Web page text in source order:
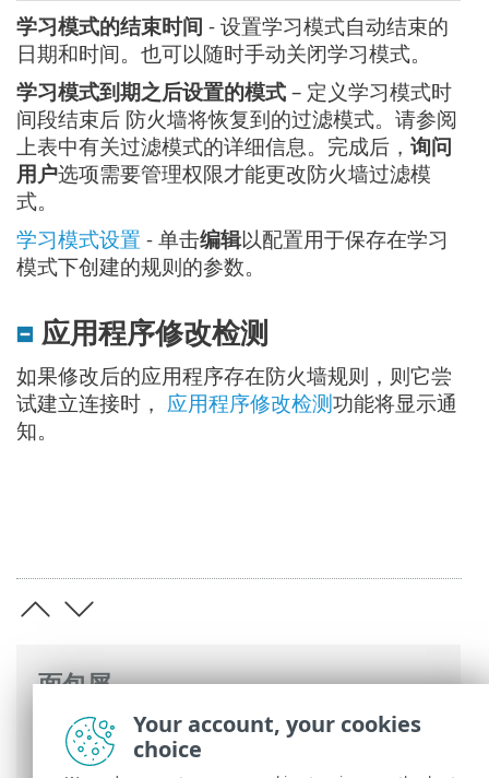
面包屑
ESET 联机帮助>ESET Endpoint Security>
高级设置
>保护>
学习模式的结束时间 - 设置学习模式自动结束的
日期和时间。也可以随时手动关闭学习模式。
学习模式到期之后设置的模式 – 定义学习模式时
间段结束后 防火墙将恢复到的过滤模式。请参阅
上表中有关过滤模式的详细信息。完成后， 询问
用户选项需要管理权限才能更改防火墙过滤模
式。
学习模式设置 - 单击编辑以配置用于保存在学习
模式下创建的规则的参数。
应用程序修改检测
如果修改后的应用程序存在防火墙规则，则它尝
试建立连接时， 应用程序修改检测功能将显示通
知。
Your account, your cookies
choice